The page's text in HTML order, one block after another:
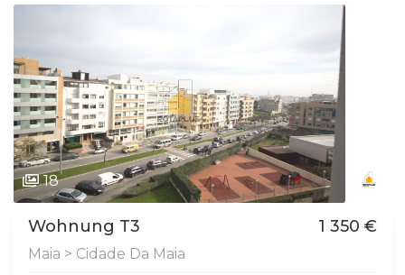
18
Wohnung T3 1 350 €
Maia > Cidade Da Maia